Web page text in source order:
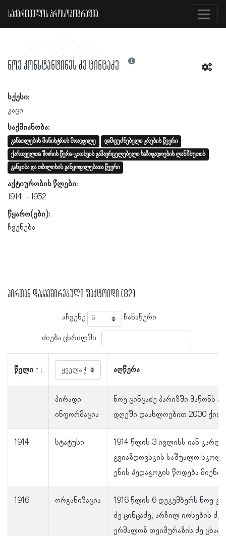
საქართველოს პროსოპოგრაფია
ნოე კონსტანტინეს ძე ცინცაძე
სქესი:
კაცი
საქმიანობა:
განათლების მინისტრის მოადგილე
დამფუძნებელი კრების წევრი
ქართველთა შორის წერა-კითხვის გამავრცელებელი საზოგადოების ლანჩხუთის
განჯისა და თბილისის განყოფილებათა წევრი
აქტიურობის წლები:
1914
1952
წყარო(ები):
ჩვენება
პირთან დაკავშირებული ფაქტოიდი (82)
აჩვენე ჩანაწერი
ძიება ცხრილში:
წელი აღწერა
პირადი
ინფორმაცია
ნოე ცინცაძე პარიზში მაწონს
დღეში დაახლოებით 2000
1914 სტატუსი
1914 წლის 3 ივლისს იან
გვიაზდოვსკის საშუალო
ენის პედაგოგის წოდება
1916 ორგანიზაცია
1916 წლის 6 დეკემბერს ნოე
ძე ცინცაძე, არჩილ იოსების ძე
ერმალოზ თეიმურაზის ძე